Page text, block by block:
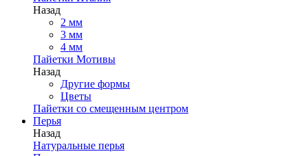
Назад
2 мм
3 мм
4 мм
Пайетки Мотивы
Назад
Другие формы
Цветы
Пайетки со смещенным центром
Перья
Назад
Натуральные перья